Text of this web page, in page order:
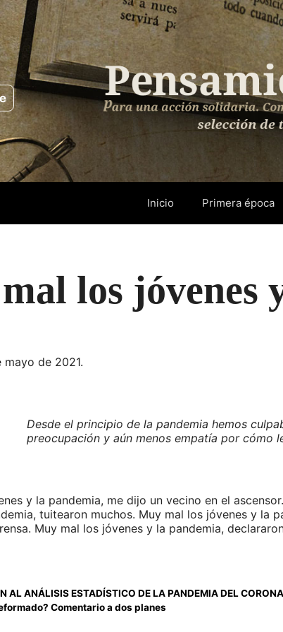
Inicio Primera época
los jóvenes
mayo de 2021.
Desde el principio de la pandemia hemos
preocupación y aún menos empatía por cómo
y la pandemia, me dijo un vecino en el
tuitearon muchos. Muy mal los jóvenes y la
Muy mal los jóvenes y la pandemia,
AL ANÁLISIS ESTADÍSTICO DE LA PANDEMIA DEL
Comentario a dos planes